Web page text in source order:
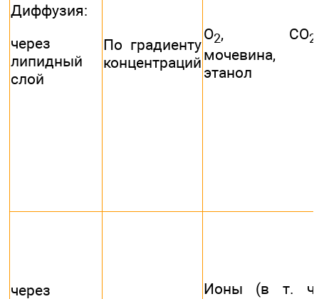
Диффузия:
через
липидный
слой
По градиенту
концентраций
O2, СO2
мочевина,
этанол
через
Ионы (в т. ч.